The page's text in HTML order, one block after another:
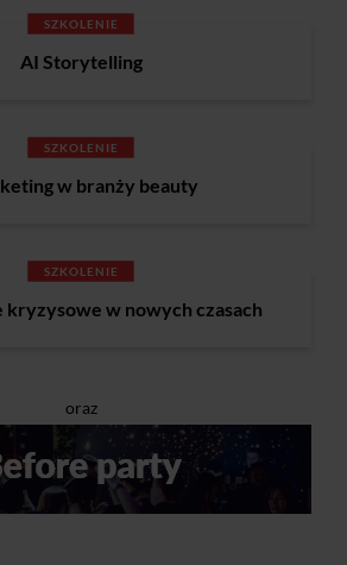
SZKOLENIE
AI Storytelling
SZKOLENIE
w branży beauty
SZKOLENIE
kryzysowe w nowych czasach
oraz